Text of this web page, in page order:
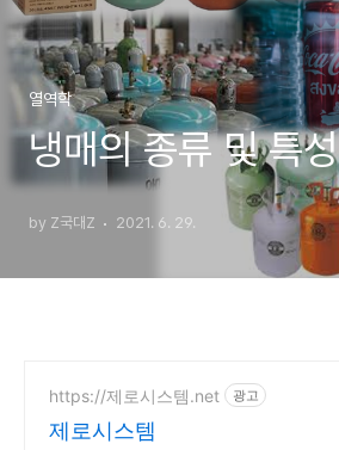
열역학
냉매의 종류 및 특성
by Z국대Z 2021. 6. 29.
https://제로시스템.net 광고
제로시스템